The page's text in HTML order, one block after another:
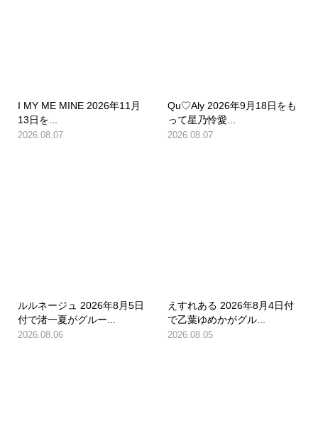
I MY ME MINE 2026年11月
13日を...
2026.08.07
Qu♡Aly 2026年9月18日をも
って星乃怜愛...
2026.08.07
ルルネージュ 2026年8月5日
付で渚一夏がグルー...
2026.08.06
えすれある 2026年8月4日付
で乙葉ゆめかがグル...
2026.08.05